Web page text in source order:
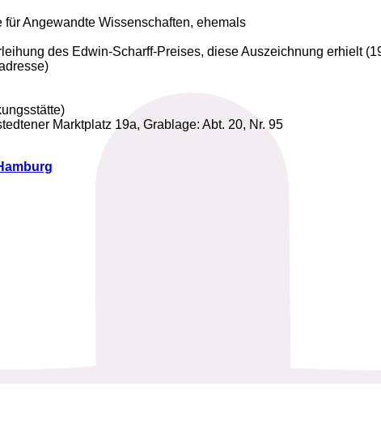
Angewandte Wissenschaften, ehemals
des Edwin-Scharff-Preises, diese Auszeichnung erhielt
Marktplatz 19a, Grablage: Abt. 20, Nr. 95